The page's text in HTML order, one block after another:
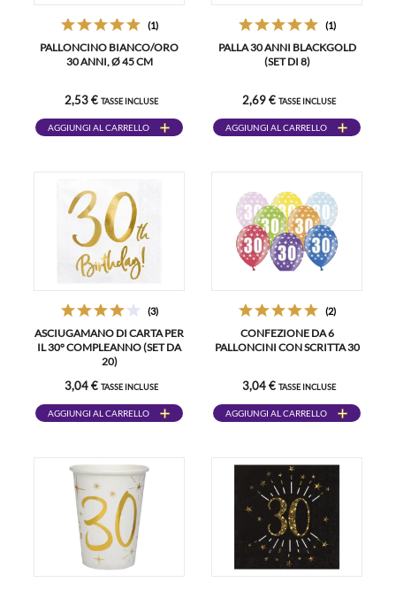
(1)
PALLONCINO BIANCO/ORO
30 ANNI, Ø 45 CM
2,53 € TASSE INCLUSE
AGGIUNGI AL CARRELLO
(1)
PALLA 30 ANNI BLACKGOLD
(SET DI 8)
2,69 € TASSE INCLUSE
AGGIUNGI AL CARRELLO
(3)
ASCIUGAMANO DI CARTA PER
IL 30° COMPLEANNO (SET DA
20)
3,04 € TASSE INCLUSE
AGGIUNGI AL CARRELLO
(2)
CONFEZIONE DA 6
PALLONCINI CON SCRITTA 30
3,04 € TASSE INCLUSE
AGGIUNGI AL CARRELLO